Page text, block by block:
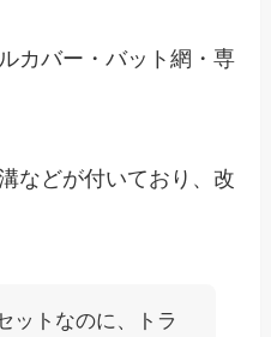
カバー・バット網・専
などが付いており、改
ットなのに、トラ